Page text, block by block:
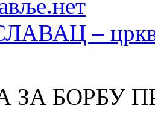
–
ЗА БОРБУ